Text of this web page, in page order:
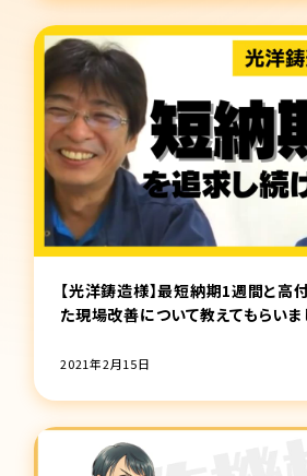
【光洋鋳造様】最短納期1週間と高
た現場改善について教えてもらいま
2021年2月15日